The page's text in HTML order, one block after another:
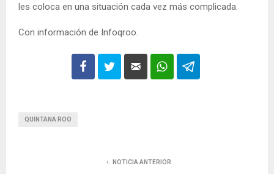
les coloca en una situación cada vez más complicada.
Con información de Infoqroo.
QUINTANA ROO
NOTICIA ANTERIOR